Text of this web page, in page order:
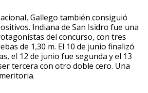
Gallego también consiguió
Indiana de San Isidro fue una
del concurso, con tres
de 1,30 m. El 10 de junio finalizó
el 12 de junio fue segunda y el 13
tercera con otro doble cero. Una